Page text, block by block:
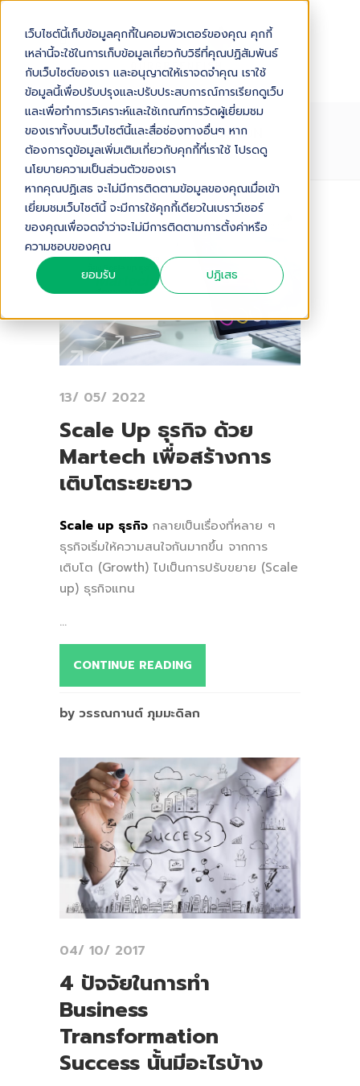
เว็บไซต์นี้เก็บข้อมูลคุกกี้ในคอมพิวเตอร์ของคุณ คุกกี้
เหล่านี้จะใช้ในการเก็บข้อมูลเกี่ยวกับวิธีที่คุณปฏิสัมพันธ์
กับเว็บไซต์ของเรา และอนุญาตให้เราจดจำคุณ เราใช้
ข้อมูลนี้เพื่อปรับปรุงและปรับประสบการณ์การเรียกดูเว็บ
และเพื่อทำการวิเคราะห์และใช้เกณฑ์การวัดผู้เยี่ยมชม
ของเราทั้งบนเว็บไซต์นี้และสื่อช่องทางอื่นๆ หาก
ต้องการดูข้อมูลเพิ่มเติมเกี่ยวกับคุกกี้ที่เราใช้ โปรดดู
นโยบายความเป็นส่วนตัวของเรา
หากคุณปฏิเสธ จะไม่มีการติดตามข้อมูลของคุณเมื่อเข้า
เยี่ยมชมเว็บไซต์นี้ จะมีการใช้คุกกี้เดียวในเบราว์เซอร์
ของคุณเพื่อจดจำว่าจะไม่มีการติดตามการตั้งค่าหรือ
ความชอบของคุณ
ยอมรับ
ปฏิเสธ
BUSINESS-TRANSFORMATION-
STRATEGY-TH
13/ 05/ 2022
Scale Up ธุรกิจ ด้วย
Martech เพื่อสร้างการ
เติบโตระยะยาว
Scale up ธุรกิจ กลายเป็นเรื่องที่หลาย ๆ
ธุรกิจเริ่มให้ความสนใจกันมากขึ้น จากการ
เติบโต (Growth) ไปเป็นการปรับขยาย (Scale
up) ธุรกิจแทน
...
CONTINUE READING
by วรรณกานต์ ภุมมะดิลก
04/ 10/ 2017
4 ปัจจัยในการทำ
Business
Transformation
Success นั้นมีอะไรบ้าง